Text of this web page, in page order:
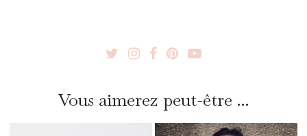
Vous aimerez peut-être ...